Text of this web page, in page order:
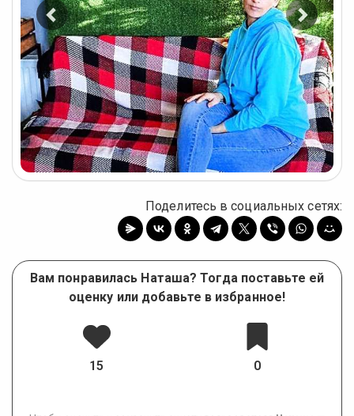
Предыдущее
фото
фото
Поделитесь в социальных сетях:
Вам понравилась Наташа? Тогда поставьте ей
оценку или добавьте в избранное!
15 0